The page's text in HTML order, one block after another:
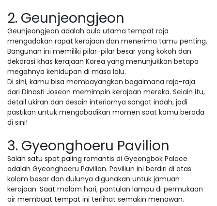
2. Geunjeongjeon
Geunjeongjeon adalah aula utama tempat raja
mengadakan rapat kerajaan dan menerima tamu penting.
Bangunan ini memiliki pilar-pilar besar yang kokoh dan
dekorasi khas kerajaan Korea yang menunjukkan betapa
megahnya kehidupan di masa lalu.
Di sini, kamu bisa membayangkan bagaimana raja-raja
dari Dinasti Joseon memimpin kerajaan mereka. Selain itu,
detail ukiran dan desain interiornya sangat indah, jadi
pastikan untuk mengabadikan momen saat kamu berada
di sini!
3. Gyeonghoeru Pavilion
Salah satu spot paling romantis di Gyeongbok Palace
adalah Gyeonghoeru Pavilion. Paviliun ini berdiri di atas
kolam besar dan dulunya digunakan untuk jamuan
kerajaan. Saat malam hari, pantulan lampu di permukaan
air membuat tempat ini terlihat semakin menawan.